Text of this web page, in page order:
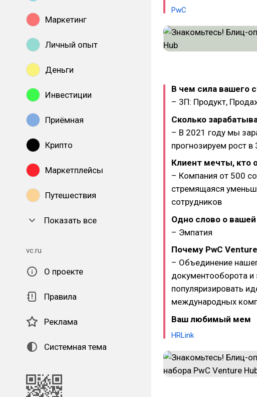
Маркетинг
Личный опыт
Деньги
Инвестиции
Приёмная
Крипто
Маркетплейсы
Путешествия
Показать все
vc.ru
О проекте
Правила
Реклама
Системная тема
PwC
В чем сила вашего
– 3П: Продукт,
Сколько
– В 2021 году мы
прогнозируем рост
Клиент мечты, кто
– Компания от 500
стремящаяся
сотрудников
Одно слово о
– Эмпатия
Почему PwC
– Объединение
документооборота
популяризировать
международных
Ваш любимый мем
HRLink